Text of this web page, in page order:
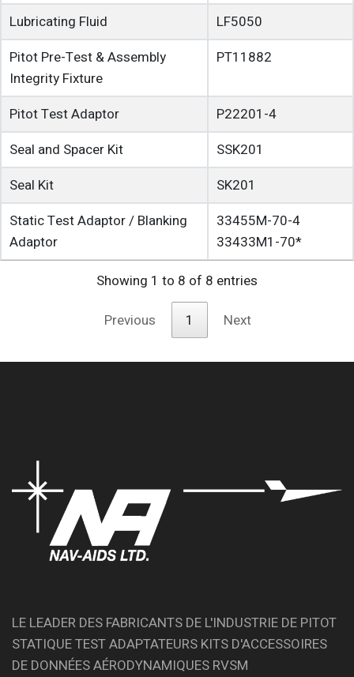
Lubricating Fluid
LF5050
Pitot Pre-Test & Assembly
Integrity Fixture
PT11882
Pitot Test Adaptor
P22201-4
Seal and Spacer Kit
SSK201
Seal Kit
SK201
Static Test Adaptor / Blanking
Adaptor
33455M-70-4
33433M1-70*
Showing 1 to 8 of 8 entries
Previous
1 Next
LE LEADER DES FABRICANTS DE L'INDUSTRIE DE PITOT
STATIQUE TEST ADAPTATEURS KITS D'ACCESSOIRES
DE DONNÉES AÉRODYNAMIQUES RVSM